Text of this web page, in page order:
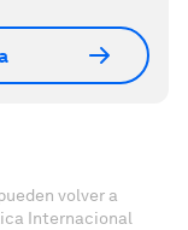
volver a
Internacional